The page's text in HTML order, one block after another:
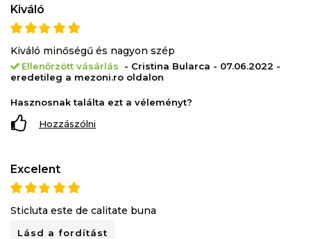
Kiváló
Kiváló minőségű és nagyon szép
Ellenőrzött vásárlás
- Cristina Bularca - 07.06.2022 -
eredetileg a mezoni.ro oldalon
Hasznosnak találta ezt a véleményt?
Hozzászólni
Excelent
Sticluta este de calitate buna
Lásd a fordítást